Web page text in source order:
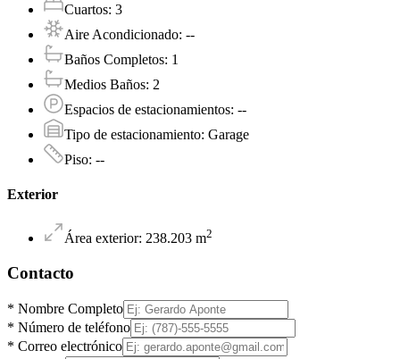
Cuartos: 3
Aire Acondicionado: --
Baños Completos: 1
Medios Baños: 2
Espacios de estacionamientos: --
Tipo de estacionamiento: Garage
Piso: --
Exterior
Área exterior: 238.203 m2
Contacto
* Nombre Completo
* Número de teléfono
* Correo electrónico